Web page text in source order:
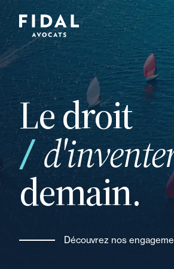
Aller
au
contenu
principalRechercher un mot clé, un
Le droit
demain.
Découvrez nos
vos